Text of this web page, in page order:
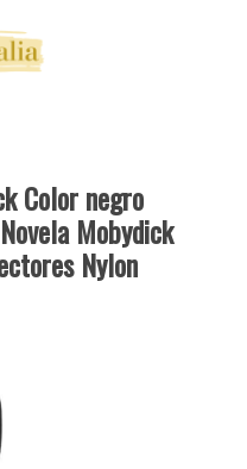
Color negro
Mobydick
Nylon